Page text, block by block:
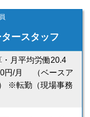
ースタッフ
月平均労働20.4
円/月 （ベースア
※転勤（現場事務